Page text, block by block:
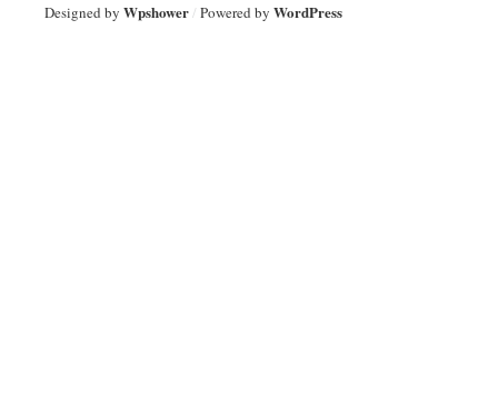
Designed by Wpshower/ Powered by WordPress